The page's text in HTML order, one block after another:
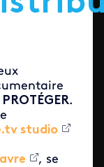
.
studio
, se